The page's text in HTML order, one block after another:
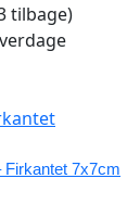
tilbage)
Firkantet 7x7cm